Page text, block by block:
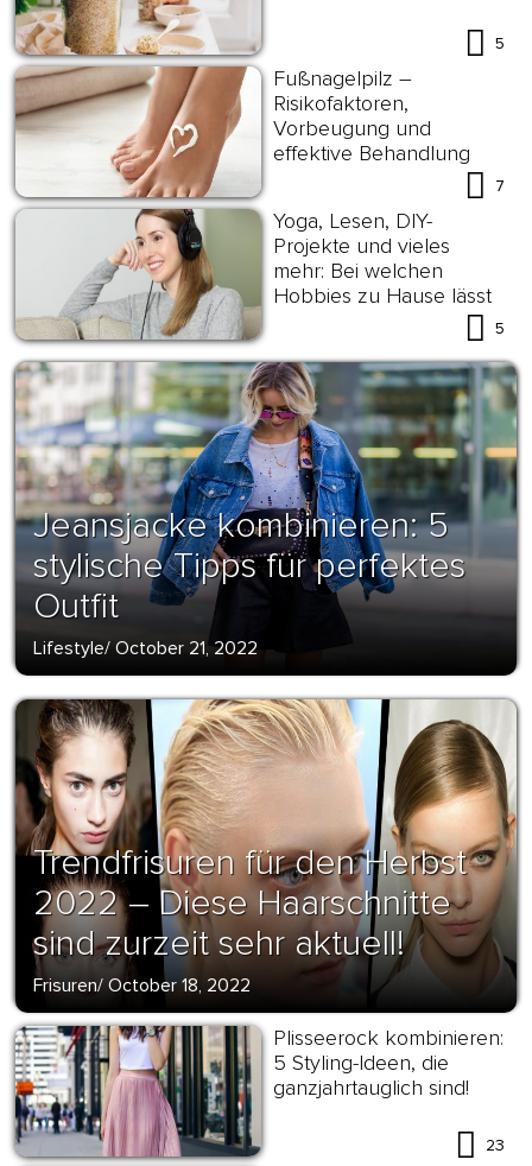
5
Fußnagelpilz –
Risikofaktoren,
Vorbeugung und
effektive Behandlung
7
Yoga, Lesen, DIY-
Projekte und vieles
mehr: Bei welchen
Hobbies zu Hause lässt
5
Jeansjacke kombinieren: 5
stylische Tipps für perfektes
Outfit
Lifestyle/ October 21, 2022
Trendfrisuren für den Herbst
2022 – Diese Haarschnitte
sind zurzeit sehr aktuell!
Frisuren/ October 18, 2022
Plisseerock kombinieren:
5 Styling-Ideen, die
ganzjahrtauglich sind!
23